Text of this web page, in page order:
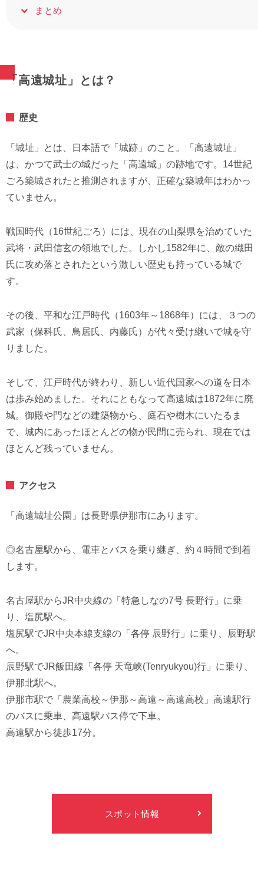
まとめ
「高遠城址」とは？
歴史
「城址」とは、日本語で「城跡」のこと。「高遠城址」
は、かつて武士の城だった「高遠城」の跡地です。14世紀
ごろ築城されたと推測されますが、正確な築城年はわかっ
ていません。
戦国時代（16世紀ごろ）には、現在の山梨県を治めていた
武将・武田信玄の領地でした。しかし1582年に、敵の織田
氏に攻め落とされたという激しい歴史も持っている城で
す。
その後、平和な江戸時代（1603年～1868年）には、３つの
武家（保科氏、鳥居氏、内藤氏）が代々受け継いで城を守
りました。
そして、江戸時代が終わり、新しい近代国家への道を日本
は歩み始めました。それにともなって高遠城は1872年に廃
城。御殿や門などの建築物から、庭石や樹木にいたるま
で、城内にあったほとんどの物が民間に売られ、現在では
ほとんど残っていません。
アクセス
「高遠城址公園」は長野県伊那市にあります。
◎名古屋駅から、電車とバスを乗り継ぎ、約４時間で到着
します。
名古屋駅からJR中央線の「特急しなの7号 長野行」に乗
り、塩尻駅へ。
塩尻駅でJR中央本線支線の「各停 辰野行」に乗り、辰野駅
へ。
辰野駅でJR飯田線「各停 天竜峡(Tenryukyou)行」に乗り、
伊那北駅へ。
伊那市駅で「農業高校～伊那～高遠～高遠高校」高遠駅行
のバスに乗車、高遠駅バス停で下車。
高遠駅から徒歩17分。
スポット情報